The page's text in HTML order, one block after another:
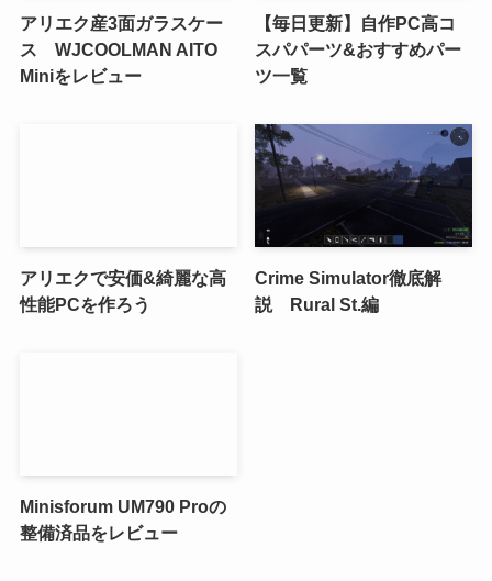
アリエク産3面ガラスケー
ス WJCOOLMAN AITO
Miniをレビュー
【毎日更新】自作PC高コ
スパパーツ&おすすめパー
ツ一覧
アリエクで安価&綺麗な高
性能PCを作ろう
Crime Simulator徹底解
説 Rural St.編
Minisforum UM790 Proの
整備済品をレビュー